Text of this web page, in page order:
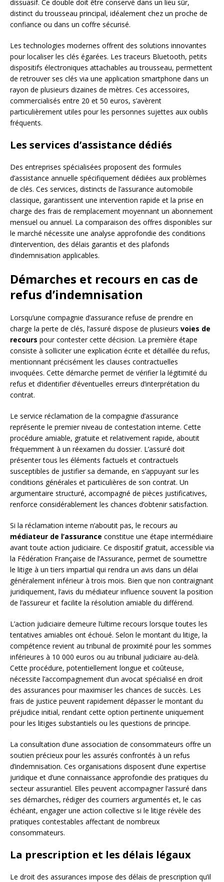
dissuasif. Ce double doit être conservé dans un lieu sûr,
distinct du trousseau principal, idéalement chez un proche de
confiance ou dans un coffre sécurisé.
Les technologies modernes offrent des solutions innovantes
pour localiser les clés égarées. Les traceurs Bluetooth, petits
dispositifs électroniques attachables au trousseau, permettent
de retrouver ses clés via une application smartphone dans un
rayon de plusieurs dizaines de mètres. Ces accessoires,
commercialisés entre 20 et 50 euros, s’avèrent
particulièrement utiles pour les personnes sujettes aux oublis
fréquents.
Les services d’assistance dédiés
Des entreprises spécialisées proposent des formules
d’assistance annuelle spécifiquement dédiées aux problèmes
de clés. Ces services, distincts de l’assurance automobile
classique, garantissent une intervention rapide et la prise en
charge des frais de remplacement moyennant un abonnement
mensuel ou annuel. La comparaison des offres disponibles sur
le marché nécessite une analyse approfondie des conditions
d’intervention, des délais garantis et des plafonds
d’indemnisation applicables.
Démarches et recours en cas de
refus d’indemnisation
Lorsqu’une compagnie d’assurance refuse de prendre en
charge la perte de clés, l’assuré dispose de plusieurs voies de
recours pour contester cette décision. La première étape
consiste à solliciter une explication écrite et détaillée du refus,
mentionnant précisément les clauses contractuelles
invoquées. Cette démarche permet de vérifier la légitimité du
refus et d’identifier d’éventuelles erreurs d’interprétation du
contrat.
Le service réclamation de la compagnie d’assurance
représente le premier niveau de contestation interne. Cette
procédure amiable, gratuite et relativement rapide, aboutit
fréquemment à un réexamen du dossier. L’assuré doit
présenter tous les éléments factuels et contractuels
susceptibles de justifier sa demande, en s’appuyant sur les
conditions générales et particulières de son contrat. Un
argumentaire structuré, accompagné de pièces justificatives,
renforce considérablement les chances d’obtenir satisfaction.
Si la réclamation interne n’aboutit pas, le recours au
médiateur de l’assurance constitue une étape intermédiaire
avant toute action judiciaire. Ce dispositif gratuit, accessible via
la Fédération Française de l’Assurance, permet de soumettre
le litige à un tiers impartial qui rendra un avis dans un délai
généralement inférieur à trois mois. Bien que non contraignant
juridiquement, l’avis du médiateur influence souvent la position
de l’assureur et facilite la résolution amiable du différend.
L’action judiciaire demeure l’ultime recours lorsque toutes les
tentatives amiables ont échoué. Selon le montant du litige, la
compétence revient au tribunal de proximité pour les sommes
inférieures à 10 000 euros ou au tribunal judiciaire au-delà.
Cette procédure, potentiellement longue et coûteuse,
nécessite l’accompagnement d’un avocat spécialisé en droit
des assurances pour maximiser les chances de succès. Les
frais de justice peuvent rapidement dépasser le montant du
préjudice initial, rendant cette option pertinente uniquement
pour les litiges substantiels ou les questions de principe.
La consultation d’une association de consommateurs offre un
soutien précieux pour les assurés confrontés à un refus
d’indemnisation. Ces organisations disposent d’une expertise
juridique et d’une connaissance approfondie des pratiques du
secteur assurantiel. Elles peuvent accompagner l’assuré dans
ses démarches, rédiger des courriers argumentés et, le cas
échéant, engager une action collective si le litige révèle des
pratiques contestables affectant de nombreux
consommateurs.
La prescription et les délais légaux
Le droit des assurances impose des délais de prescription qu’il